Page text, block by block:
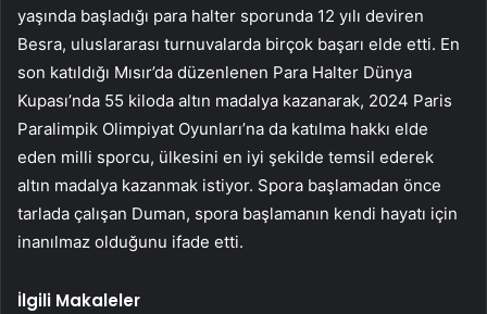
yaşında başladığı para halter sporunda 12 yılı deviren
Besra, uluslararası turnuvalarda birçok başarı elde etti. En
son katıldığı Mısır’da düzenlenen Para Halter Dünya
Kupası’nda 55 kiloda altın madalya kazanarak, 2024 Paris
Paralimpik Olimpiyat Oyunları’na da katılma hakkı elde
eden milli sporcu, ülkesini en iyi şekilde temsil ederek
altın madalya kazanmak istiyor. Spora başlamadan önce
tarlada çalışan Duman, spora başlamanın kendi hayatı için
inanılmaz olduğunu ifade etti.
İlgili Makaleler